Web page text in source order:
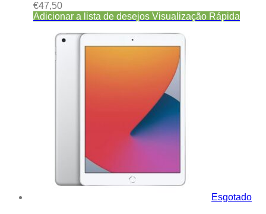
€47,50
Adicionar a lista de desejos Visualização Rápida
Esgotado